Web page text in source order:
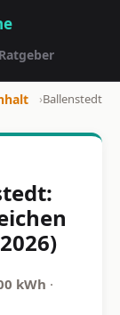
Ratgeber
›Ballenstedt
kWh ·